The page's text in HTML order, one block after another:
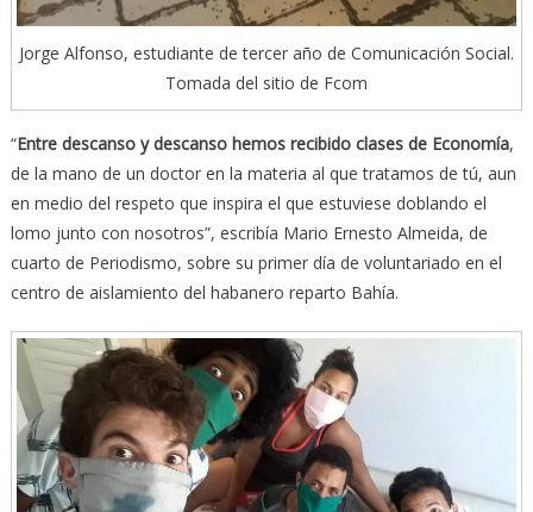
Jorge Alfonso, estudiante de tercer año de Comunicación Social.
Tomada del sitio de Fcom
“Entre descanso y descanso hemos recibido clases de Economía,
de la mano de un doctor en la materia al que tratamos de tú, aun
en medio del respeto que inspira el que estuviese doblando el
lomo junto con nosotros”, escribía Mario Ernesto Almeida, de
cuarto de Periodismo, sobre su primer día de voluntariado en el
centro de aislamiento del habanero reparto Bahía.